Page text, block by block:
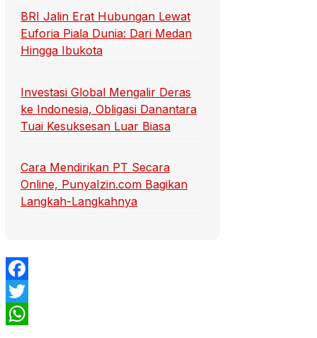
BRI Jalin Erat Hubungan Lewat
Euforia Piala Dunia: Dari Medan
Hingga Ibukota
Investasi Global Mengalir Deras
ke Indonesia, Obligasi Danantara
Tuai Kesuksesan Luar Biasa
Cara Mendirikan PT Secara
Online, PunyaIzin.com Bagikan
Langkah-Langkahnya
Facebook
Twitter